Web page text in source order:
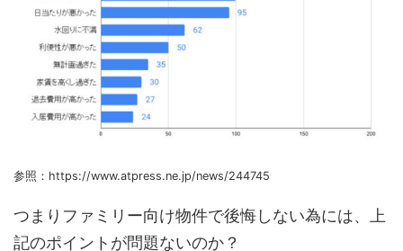
参照：https://www.atpress.ne.jp/news/244745
つまりファミリー向け物件で後悔しない為には、上
記のポイントが問題ないのか？